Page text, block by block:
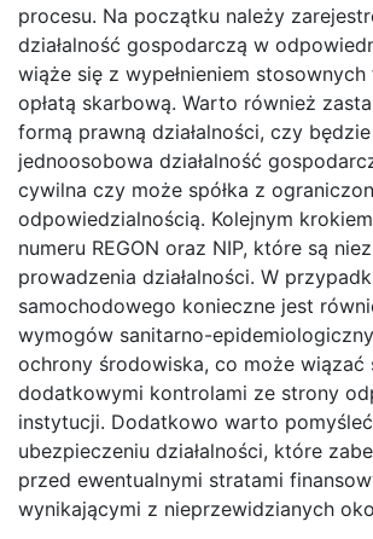
procesu. Na początku należy
działalność gospodarczą w
wiąże się z wypełnieniem
opłatą skarbową. Warto również
formą prawną działalności, czy
jednoosobowa działalność
cywilna czy może spółka z
odpowiedzialnością. Kolejnym
numeru REGON oraz NIP, które są
prowadzenia działalności. W
samochodowego konieczne jest
wymogów sanitarno-
ochrony środowiska, co może wiązać
dodatkowymi kontrolami ze strony
instytucji. Dodatkowo warto
ubezpieczeniu działalności, które
przed ewentualnymi stratami
wynikającymi z nieprzewidzianych